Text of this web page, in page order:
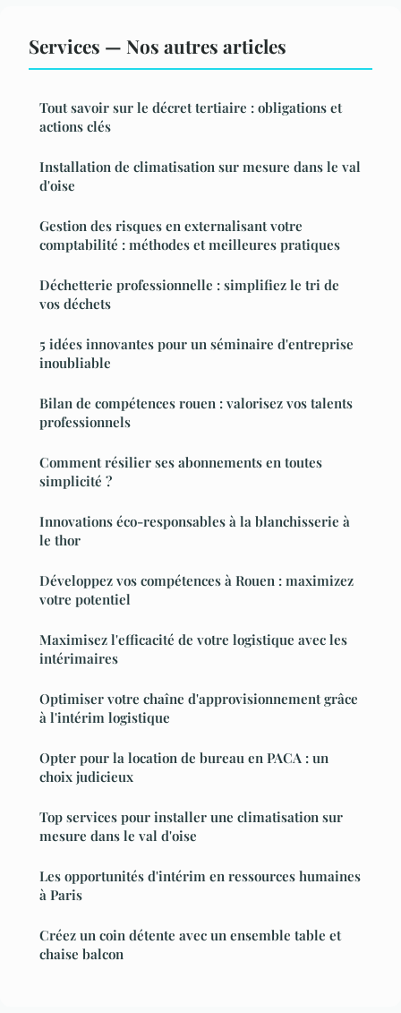
Services — Nos autres articles
Tout savoir sur le décret tertiaire : obligations et
actions clés
Installation de climatisation sur mesure dans le val
d'oise
Gestion des risques en externalisant votre
comptabilité : méthodes et meilleures pratiques
Déchetterie professionnelle : simplifiez le tri de
vos déchets
5 idées innovantes pour un séminaire d'entreprise
inoubliable
Bilan de compétences rouen : valorisez vos talents
professionnels
Comment résilier ses abonnements en toutes
simplicité ?
Innovations éco-responsables à la blanchisserie à
le thor
Développez vos compétences à Rouen : maximizez
votre potentiel
Maximisez l'efficacité de votre logistique avec les
intérimaires
Optimiser votre chaîne d'approvisionnement grâce
à l'intérim logistique
Opter pour la location de bureau en PACA : un
choix judicieux
Top services pour installer une climatisation sur
mesure dans le val d'oise
Les opportunités d'intérim en ressources humaines
à Paris
Créez un coin détente avec un ensemble table et
chaise balcon